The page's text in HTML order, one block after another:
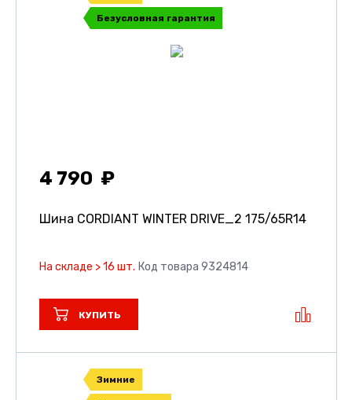
Безусловная гарантия
4 790
Шина CORDIANT WINTER DRIVE_2 175/65R14
На складе > 16 шт. Код товара 9324814
КУПИТЬ
Зимние